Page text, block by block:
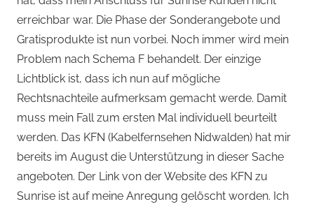
erreichbar war. Die Phase der Sonderangebote und
Gratisprodukte ist nun vorbei. Noch immer wird mein
Problem nach Schema F behandelt. Der einzige
Lichtblick ist, dass ich nun auf mögliche
Rechtsnachteile aufmerksam gemacht werde. Damit
muss mein Fall zum ersten Mal individuell beurteilt
werden. Das KFN (Kabelfernsehen Nidwalden) hat mir
bereits im August die Unterstützung in dieser Sache
angeboten. Der Link von der Website des KFN zu
Sunrise ist auf meine Anregung gelöscht worden. Ich